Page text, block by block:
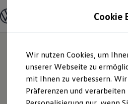
Hauptinhalt
springen
Footer
springen
Modelle und Konfigurator
Modelle vergleichen
Elektroautos
ENERGY Sondermodelle
Nutzfahrzeuge
SUV und CUV
Familienautos
Cookie
Wir nutzen Cookies, um
unserer Webseite zu
mit Ihnen zu verbessern.
Präferenzen und